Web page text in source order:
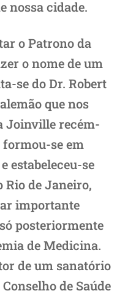
nossa cidade.
o Patrono da
o nome de um
se do Dr. Robert
que nos
Joinville recém-
se em
estabeleceu-se
de Janeiro,
importante
posteriormente
de Medicina.
de um sanatório
de Saúde